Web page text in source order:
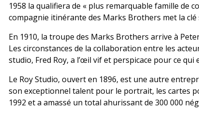
1958 la qualifiera de « plus remarquable famille de
compagnie itinérante des Marks Brothers met la clé
En 1910, la troupe des Marks Brothers arrive à
Les circonstances de la collaboration entre les
studio, Fred Roy, a l’œil vif et perspicace pour ce
Le Roy Studio, ouvert en 1896, est une autre
son exceptionnel talent pour le portrait, les cartes
1992 et a amassé un total ahurissant de 300 000